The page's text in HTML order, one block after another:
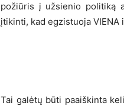
požiūris į užsienio politiką
įtikinti, kad egzistuoja
Tai galėtų būti paaiškinta